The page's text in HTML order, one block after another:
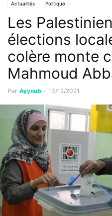
Actualités Politique
Les
élections
colère monte
Mahmoud
Par Ayyoub - 13/12/2021